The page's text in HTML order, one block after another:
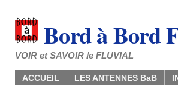
Bord à Bord
VOIR et SAVOIR le FLUVIAL
ACCUEIL LES ANTENNES BaB